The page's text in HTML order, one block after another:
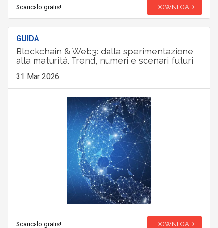
Scaricalo gratis! DOWNLOAD
GUIDA
Blockchain & Web3: dalla sperimentazione
alla maturità. Trend, numeri e scenari futuri
31 Mar 2026
Scaricalo gratis! DOWNLOAD